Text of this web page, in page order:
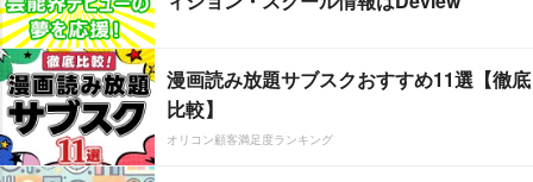
漫画読み放題サブスクおすすめ11選【徹底
比較】
オリコン顧客満足度ランキング